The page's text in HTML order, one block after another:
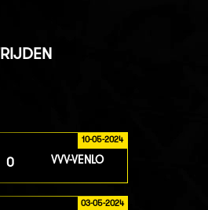
10-05-2024
VVV-VENLO
03-05-2024